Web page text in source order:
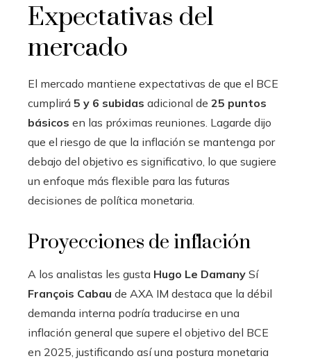
Expectativas del
mercado
El mercado mantiene expectativas de que el BCE
cumplirá 5 y 6 subidas adicional de 25 puntos
básicos en las próximas reuniones. Lagarde dijo
que el riesgo de que la inflación se mantenga por
debajo del objetivo es significativo, lo que sugiere
un enfoque más flexible para las futuras
decisiones de política monetaria.
Proyecciones de inflación
A los analistas les gusta Hugo Le Damany Sí
François Cabau de AXA IM destaca que la débil
demanda interna podría traducirse en una
inflación general que supere el objetivo del BCE
en 2025, justificando así una postura monetaria